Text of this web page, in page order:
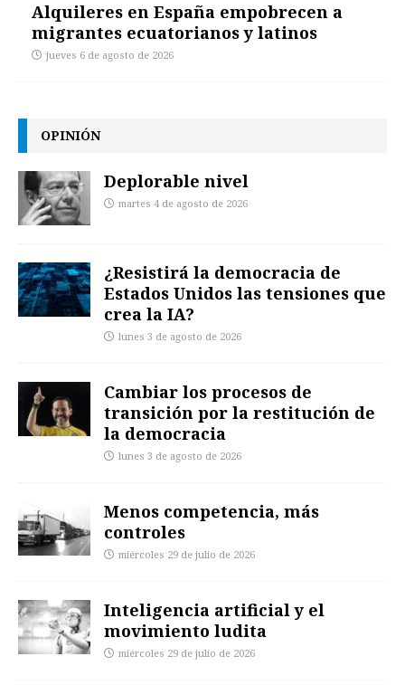
Alquileres en España empobrecen a
migrantes ecuatorianos y latinos
jueves 6 de agosto de 2026
OPINIÓN
Deplorable nivel
martes 4 de agosto de 2026
¿Resistirá la democracia de
Estados Unidos las tensiones que
crea la IA?
lunes 3 de agosto de 2026
Cambiar los procesos de
transición por la restitución de
la democracia
lunes 3 de agosto de 2026
Menos competencia, más
controles
miércoles 29 de julio de 2026
Inteligencia artificial y el
movimiento ludita
miércoles 29 de julio de 2026